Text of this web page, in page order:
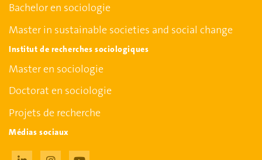
Bachelor en sociologie
Master in sustainable societies and social change
Institut de recherches sociologiques
Master en sociologie
Doctorat en sociologie
Projets de recherche
Médias sociaux